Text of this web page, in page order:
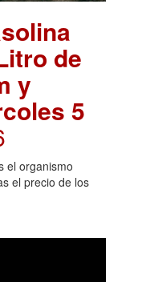
de
y
5
el organismo
el precio de los